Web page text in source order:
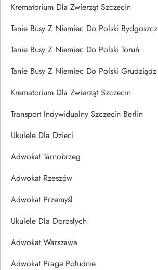
Krematorium Dla Zwierząt Szczecin
Tanie Busy Z Niemiec Do Polski Bydgoszcz
Tanie Busy Z Niemiec Do Polski Toruń
Tanie Busy Z Niemiec Do Polski Grudziądz
Krematorium Dla Zwierząt Szczecin
Transport Indywidualny Szczecin Berlin
Ukulele Dla Dzieci
Adwokat Tarnobrzeg
Adwokat Rzeszów
Adwokat Przemyśl
Ukulele Dla Dorosłych
Adwokat Warszawa
Adwokat Praga Południe